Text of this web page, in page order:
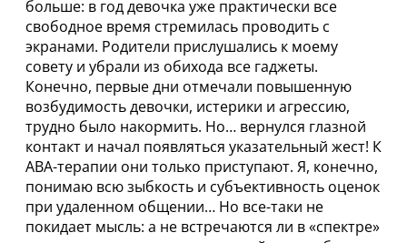
больше: в год девочка уже практически все
свободное время стремилась проводить с
экранами. Родители прислушались к моему
совету и убрали из обихода все гаджеты.
Конечно, первые дни отмечали повышенную
возбудимость девочки, истерики и агрессию,
трудно было накормить. Но… вернулся глазной
контакт и начал появляться указательный жест! К
АВА-терапии они только приступают. Я, конечно,
понимаю всю зыбкость и субъективность оценок
при удаленном общении… Но все-таки не
покидает мысль: а не встречаются ли в «спектре»